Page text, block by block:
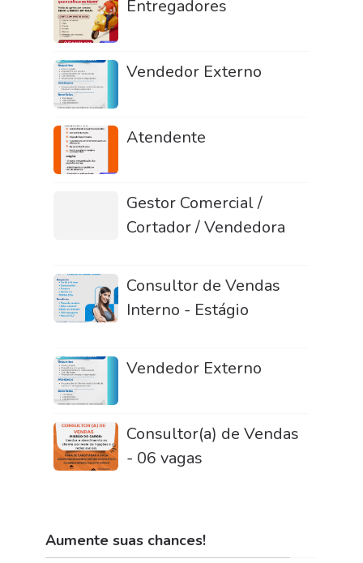
Entregadores
Vendedor Externo
Atendente
Gestor Comercial /
Cortador / Vendedora
Consultor de Vendas
Interno - Estágio
Vendedor Externo
Consultor(a) de Vendas
- 06 vagas
Aumente suas chances!